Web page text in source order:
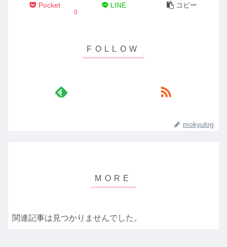
Pocket
0
LINE コピー
mokyulog
関連記事は見つかりませんでした。